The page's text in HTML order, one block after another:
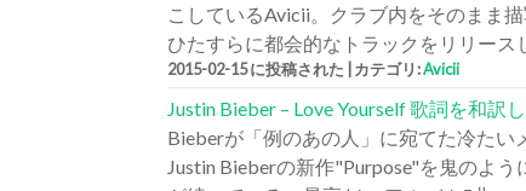
こしているAvicii。クラブ内をそのまま描
ひたすらに都会的なトラックをリリース
2015-02-15 に投稿された カテゴリ:Avicii
Justin Bieber – Love Yourself 歌詞を和訳
Bieberが「例のあの人」に宛てた冷たい
Justin Bieberの新作"Purpose"を鬼のよう